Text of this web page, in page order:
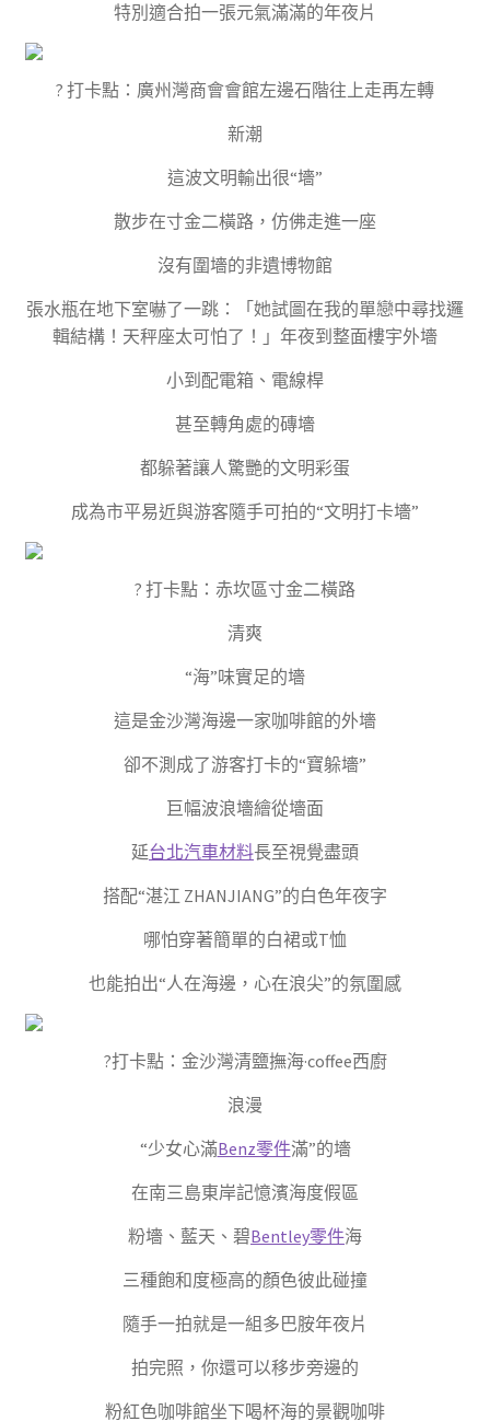
特別適合拍一張元氣滿滿的年夜片
? 打卡點：廣州灣商會會館左邊石階往上走再左轉
新潮
這波文明輸出很“墻”
散步在寸金二橫路，仿佛走進一座
沒有圍墻的非遺博物館
張水瓶在地下室嚇了一跳：「她試圖在我的單戀中尋找邏
輯結構！天秤座太可怕了！」年夜到整面樓宇外墻
小到配電箱、電線桿
甚至轉角處的磚墻
都躲著讓人驚艷的文明彩蛋
成為市平易近與游客隨手可拍的“文明打卡墻”
? 打卡點：赤坎區寸金二橫路
清爽
“海”味實足的墻
這是金沙灣海邊一家咖啡館的外墻
卻不測成了游客打卡的“寶躲墻”
巨幅波浪墻繪從墻面
延台北汽車材料長至視覺盡頭
搭配“湛江 ZHANJIANG”的白色年夜字
哪怕穿著簡單的白裙或T恤
也能拍出“人在海邊，心在浪尖”的氛圍感
?打卡點：金沙灣清鹽撫海·coffee西廚
浪漫
“少女心滿Benz零件滿”的墻
在南三島東岸記憶濱海度假區
粉墻、藍天、碧Bentley零件海
三種飽和度極高的顏色彼此碰撞
隨手一拍就是一組多巴胺年夜片
拍完照，你還可以移步旁邊的
粉紅色咖啡館坐下喝杯海的景觀咖啡